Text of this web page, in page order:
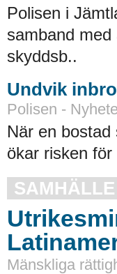
Polisen i
samband
skyddsb..
Undvik
Polisen -
När en
ökar risken för
SAMHÄLLE
Mänskliga